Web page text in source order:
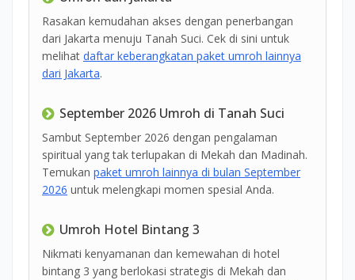
Rasakan kemudahan akses dengan penerbangan
dari Jakarta menuju Tanah Suci. Cek di sini untuk
melihat daftar keberangkatan paket umroh lainnya
dari Jakarta.
September 2026 Umroh di Tanah Suci
Sambut September 2026 dengan pengalaman
spiritual yang tak terlupakan di Mekah dan Madinah.
Temukan paket umroh lainnya di bulan September
2026 untuk melengkapi momen spesial Anda.
Umroh Hotel Bintang 3
Nikmati kenyamanan dan kemewahan di hotel
bintang 3 yang berlokasi strategis di Mekah dan